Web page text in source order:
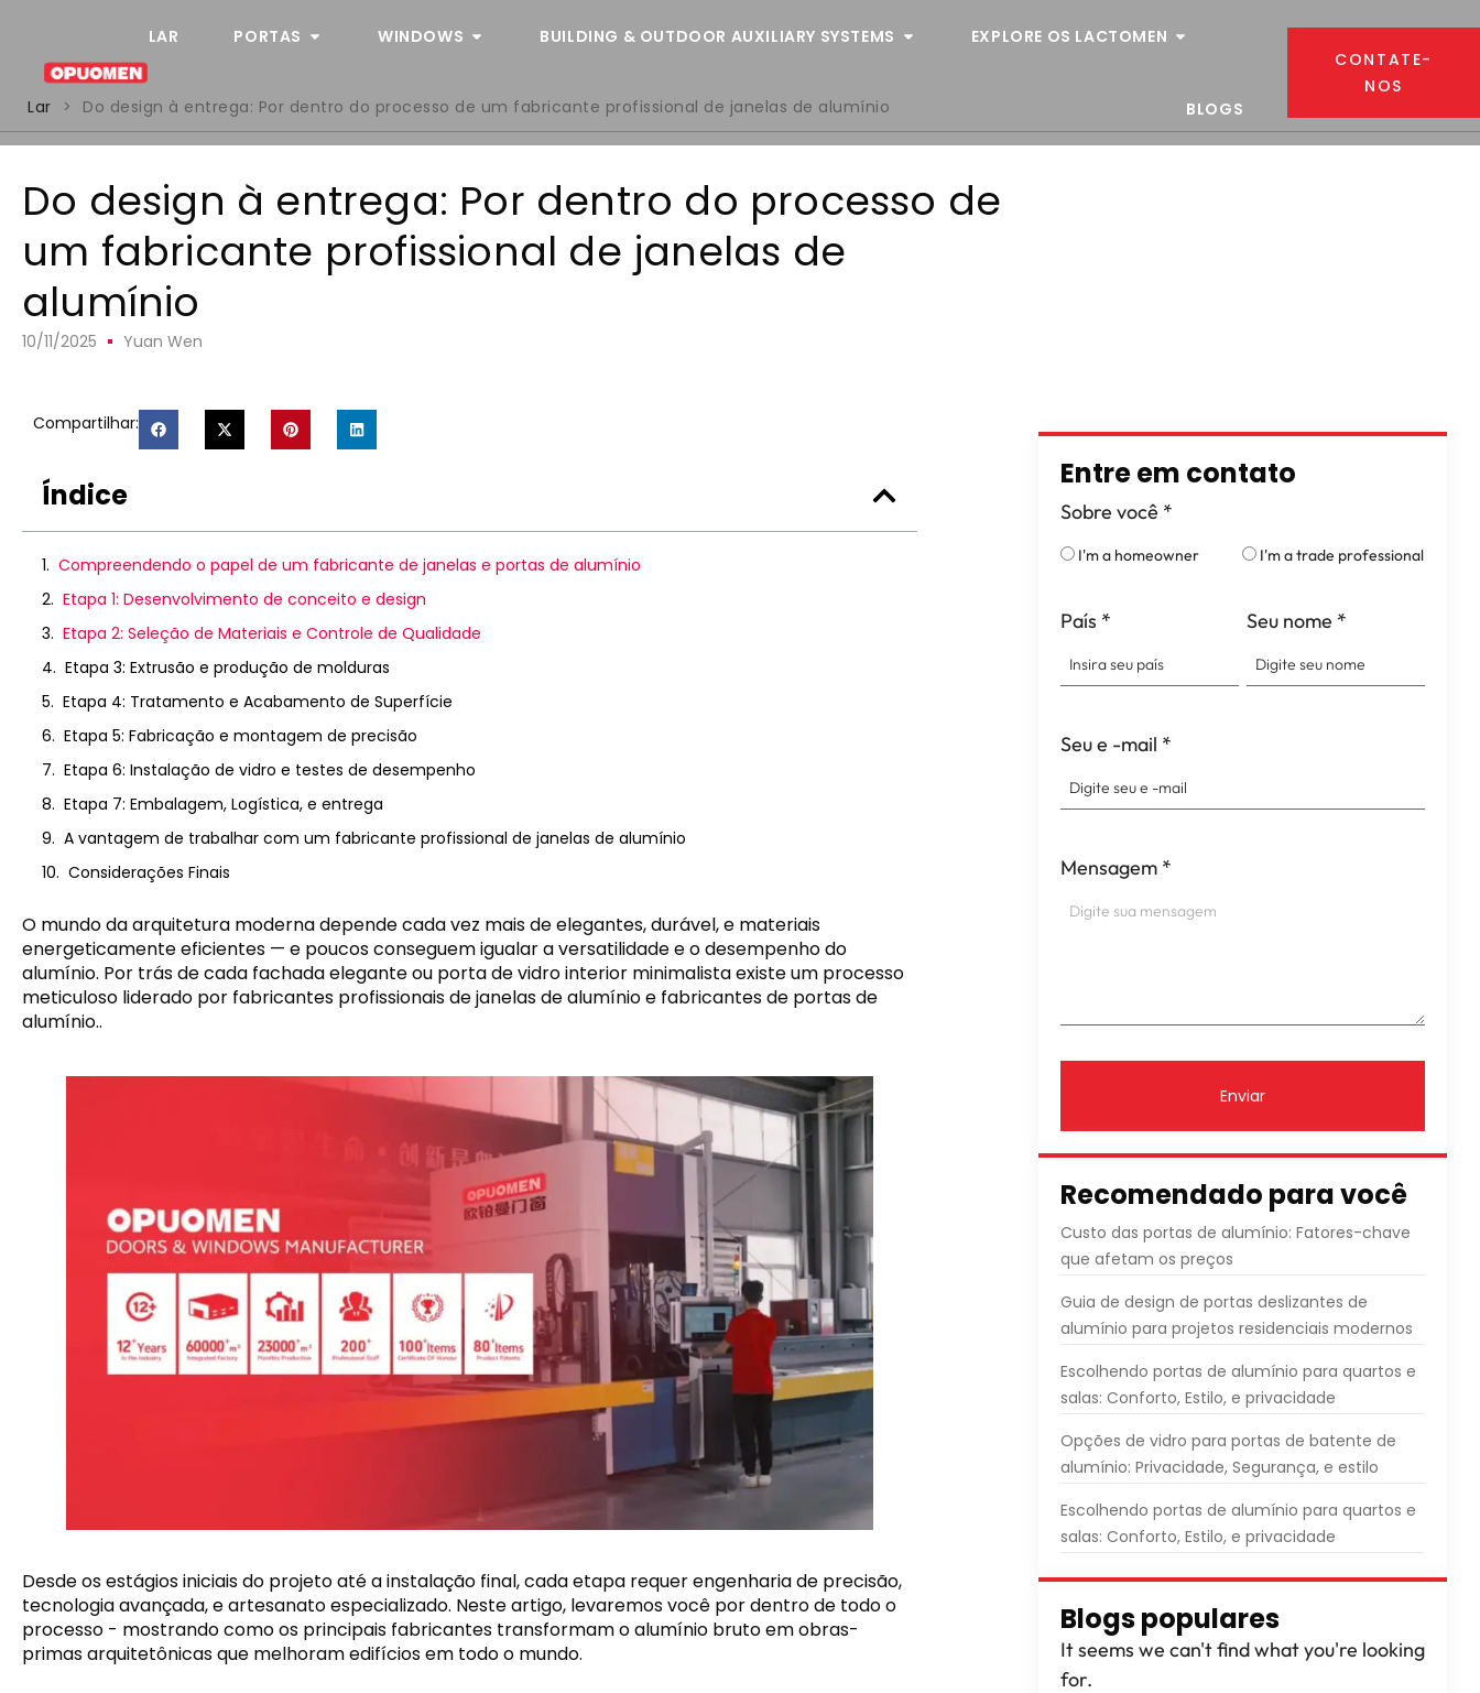
LAR PORTAS WINDOWS BUILDING & OUTDOOR AUXILIARY SYSTEMS EXPLORE OS LACTOMEN
BLOGS
CONTATE-
NOS
Lar
> Do design à entrega: Por dentro do processo de um fabricante profissional de janelas de alumínio
Do design à entrega: Por dentro do processo de
um fabricante profissional de janelas de
alumínio
10/11/2025 Yuan Wen
Compartilhar:
Índice
Compreendendo o papel de um fabricante de janelas e portas de alumínio
Etapa 1: Desenvolvimento de conceito e design
Etapa 2: Seleção de Materiais e Controle de Qualidade
Etapa 3: Extrusão e produção de molduras
Etapa 4: Tratamento e Acabamento de Superfície
Etapa 5: Fabricação e montagem de precisão
Etapa 6: Instalação de vidro e testes de desempenho
Etapa 7: Embalagem, Logística, e entrega
A vantagem de trabalhar com um fabricante profissional de janelas de alumínio
Considerações Finais
O mundo da arquitetura moderna depende cada vez mais de elegantes, durável, e materiais
energeticamente eficientes — e poucos conseguem igualar a versatilidade e o desempenho do
alumínio. Por trás de cada fachada elegante ou porta de vidro interior minimalista existe um processo
meticuloso liderado por fabricantes profissionais de janelas de alumínio e fabricantes de portas de
alumínio..
Desde os estágios iniciais do projeto até a instalação final, cada etapa requer engenharia de precisão,
tecnologia avançada, e artesanato especializado. Neste artigo, levaremos você por dentro de todo o
processo - mostrando como os principais fabricantes transformam o alumínio bruto em obras-
primas arquitetônicas que melhoram edifícios em todo o mundo.
Entre em contato
Sobre você *
I'm a homeowner I'm a trade professional
País * Seu nome *
Seu e -mail *
Mensagem *
Enviar
Recomendado para você
Custo das portas de alumínio: Fatores-chave
que afetam os preços
Guia de design de portas deslizantes de
alumínio para projetos residenciais modernos
Escolhendo portas de alumínio para quartos e
salas: Conforto, Estilo, e privacidade
Opções de vidro para portas de batente de
alumínio: Privacidade, Segurança, e estilo
Escolhendo portas de alumínio para quartos e
salas: Conforto, Estilo, e privacidade
Blogs populares
It seems we can't find what you're looking
for.